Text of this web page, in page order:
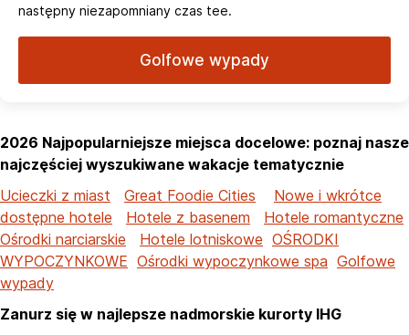
następny niezapomniany czas tee.
Golfowe wypady
2026 Najpopularniejsze miejsca docelowe: poznaj nasze
najczęściej wyszukiwane wakacje tematycznie
Ucieczki z miast
Great Foodie Cities
Nowe i wkrótce
dostępne hotele
Hotele z basenem
Hotele romantyczne
Ośrodki narciarskie
Hotele lotniskowe OŚRODKI
WYPOCZYNKOWE Ośrodki wypoczynkowe spa Golfowe
wypady
Zanurz się w najlepsze nadmorskie kurorty IHG